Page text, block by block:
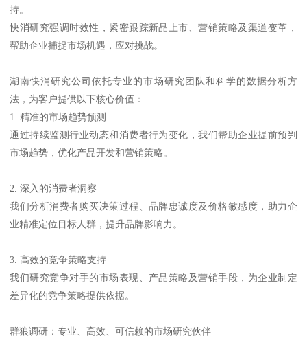
持。
快消研究强调时效性，紧密跟踪新品上市、营销策略及渠道变革，
帮助企业捕捉市场机遇，应对挑战。
湖南快消研究公司依托专业的市场研究团队和科学的数据分析方
法，为客户提供以下核心价值：
1. 精准的市场趋势预测
通过持续监测行业动态和消费者行为变化，我们帮助企业提前预判
市场趋势，优化产品开发和营销策略。
2. 深入的消费者洞察
我们分析消费者购买决策过程、品牌忠诚度及价格敏感度，助力企
业精准定位目标人群，提升品牌影响力。
3. 高效的竞争策略支持
我们研究竞争对手的市场表现、产品策略及营销手段，为企业制定
差异化的竞争策略提供依据。
群狼调研：专业、高效、可信赖的市场研究伙伴